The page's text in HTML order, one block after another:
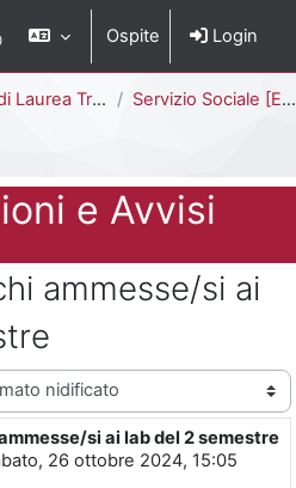
Ospite Login
Triennale Servizio Sociale [E3902N - E3901N]
e Avvisi
ammesse/si ai
si ai lab del 2 semestre
26 ottobre 2024, 15:05
0